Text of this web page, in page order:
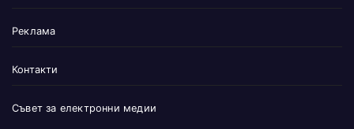
Реклама
Контакти
Съвет за електронни медии